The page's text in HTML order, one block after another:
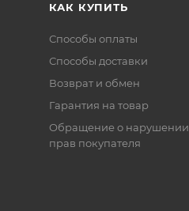
КАК КУПИТЬ
Способы оплаты
Способы доставки
Возврат и обмен
Гарантия на товар
Обращение о нарушении
прав покупателя